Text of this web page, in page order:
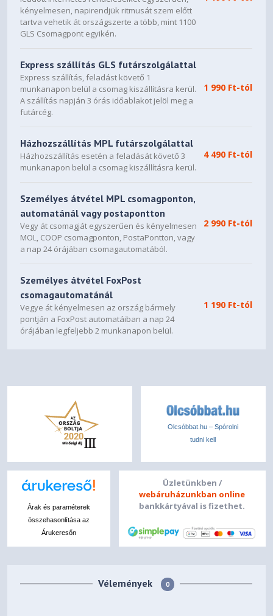
kényelmesen, napirendjük ritmusát szem előtt
tartva vehetik át országszerte a több, mint 1100
GLS Csomagpont egyikén.
Express szállítás GLS futárszolgálattal
Express szállítás, feladást követő 1
munkanapon belül a csomag kiszállításra kerül.
A szállítás napján 3 órás időablakot jelöl meg a
futárcég.
1 990 Ft-tól
Házhozszállítás MPL futárszolgálattal
Házhozszállítás esetén a feladását követő 3
munkanapon belül a csomag kiszállításra kerül.
4 490 Ft-tól
Személyes átvétel MPL csomagponton,
automatánál vagy postapontton
Vegy át csomagját egyszerűen és kényelmesen
MOL, COOP csomagponton, PostaPontton, vagy
a nap 24 órájában csomagautomatából.
2 990 Ft-tól
Személyes átvétel FoxPost
csomagautomatánál
Vegye át kényelmesen az ország bármely
pontján a FoxPost automatáiban a nap 24
órájában legfeljebb 2 munkanapon belül.
1 190 Ft-tól
Olcsóbbat.hu – Spórolni
tudni kell
Árak és paraméterek
összehasonlítása az
Árukeresőn
Üzletünkben /
webáruházunkban online
bankkártyával is fizethet.
Vélemények 0